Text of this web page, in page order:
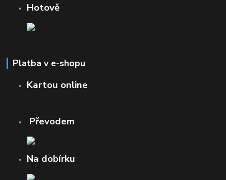
Hotově
Platba v e-shopu
Kartou online
Převodem
Na dobírku